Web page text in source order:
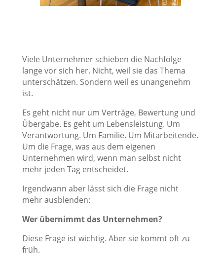
Viele Unternehmer schieben die Nachfolge
lange vor sich her. Nicht, weil sie das Thema
unterschätzen. Sondern weil es unangenehm
ist.
Es geht nicht nur um Verträge, Bewertung und
Übergabe. Es geht um Lebensleistung. Um
Verantwortung. Um Familie. Um Mitarbeitende.
Um die Frage, was aus dem eigenen
Unternehmen wird, wenn man selbst nicht
mehr jeden Tag entscheidet.
Irgendwann aber lässt sich die Frage nicht
mehr ausblenden:
Wer übernimmt das Unternehmen?
Diese Frage ist wichtig. Aber sie kommt oft zu
früh.